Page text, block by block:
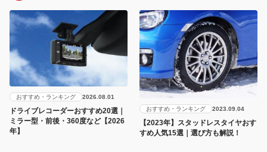
おすすめ・ランキング 2026.08.01
ドライブレコーダーおすすめ20選｜
ミラー型・前後・360度など【2026
年】
おすすめ・ランキング 2023.09.04
【2023年】スタッドレスタイヤおす
すめ人気15選｜選び方も解説！